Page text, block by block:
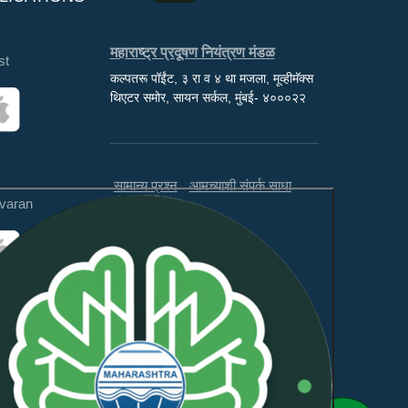
महाराष्ट्र प्रदूषण नियंत्रण मंडळ
कल्पतरू पॉईंट, ३ रा व ४ था मजला, मूव्हीमॅक्स
थिएटर समोर, सायन सर्कल, मुंबई- ४०००२२
सामान्य प्रश्न आमच्याशी संपर्क साधा
ही वेबसाइट WCAG 2.1 लेव्हल AA
आणि GIGW 3.0 चे पालन करते.